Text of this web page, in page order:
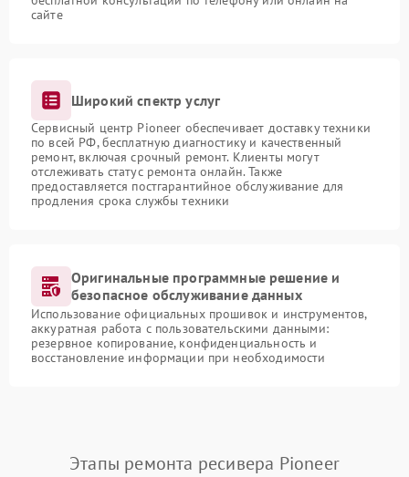
сайте
Широкий спектр услуг
Сервисный центр Pioneer обеспечивает доставку техники
по всей РФ, бесплатную диагностику и качественный
ремонт, включая срочный ремонт. Клиенты могут
отслеживать статус ремонта онлайн. Также
предоставляется постгарантийное обслуживание для
продления срока службы техники
Оригинальные программные решение и
безопасное обслуживание данных
Использование официальных прошивок и инструментов,
аккуратная работа с пользовательскими данными:
резервное копирование, конфиденциальность и
восстановление информации при необходимости
Этапы ремонта ресивера Pioneer